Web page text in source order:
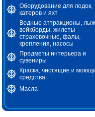
Оборудование для лодок,
катеров и яхт
Водные аттракционы,
вейкборды, жилеты
страховочные, фалы,
крепления, насосы
Предметы интерьера и
сувениры
Краска, чистящие и
средства
Масла